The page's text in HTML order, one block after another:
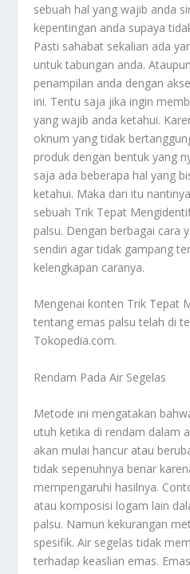
sebuah hal yang wajib anda
kepentingan anda supaya
Pasti sahabat sekalian ada
untuk tabungan anda.
penampilan anda dengan
ini. Tentu saja jika ingin
yang wajib anda ketahui.
oknum yang tidak
produk dengan bentuk yang
saja ada beberapa hal yang
ketahui. Maka dari itu
sebuah Trik Tepat
palsu. Dengan berbagai cara
sendiri agar tidak gampang
kelengkapan caranya.
Mengenai konten Trik Tepat
tentang emas palsu telah di
Tokopedia.com.
Rendam Pada Air Segelas
Metode ini mengatakan
utuh ketika di rendam dalam
akan mulai hancur atau
tidak sepenuhnya benar
mempengaruhi hasilnya.
atau komposisi logam lain
palsu. Namun kekurangan
spesifik. Air segelas tidak
terhadap keaslian emas.